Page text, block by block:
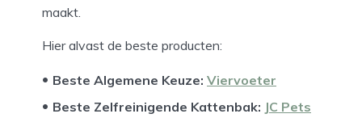
maakt.
Hier alvast de beste producten:
Beste Algemene Keuze: Viervoeter
Beste Zelfreinigende Kattenbak: JC Pets